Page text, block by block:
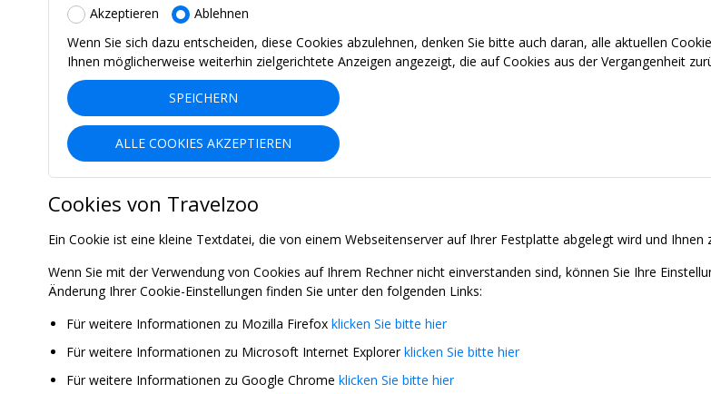
Akzeptieren
Ablehnen
Wenn Sie sich dazu entscheiden, diese Cookies abzulehnen, denken Sie bitte auch daran, alle aktuellen
Ihnen möglicherweise weiterhin zielgerichtete Anzeigen angezeigt, die auf Cookies aus der Vergangenheit
SPEICHERN
ALLE COOKIES AKZEPTIEREN
Cookies von Travelzoo
Ein Cookie ist eine kleine Textdatei, die von einem Webseitenserver auf Ihrer Festplatte abgelegt wird und Ihnen
Wenn Sie mit der Verwendung von Cookies auf Ihrem Rechner nicht einverstanden sind, können Sie Ihre
Änderung Ihrer Cookie-Einstellungen finden Sie unter den folgenden Links:
Für weitere Informationen zu Mozilla Firefox klicken Sie bitte hier
Für weitere Informationen zu Microsoft Internet Explorerklicken Sie bitte hier
Für weitere Informationen zu Google Chrome klicken Sie bitte hier